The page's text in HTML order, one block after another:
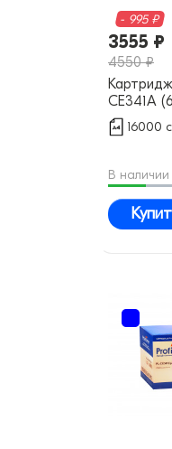
- 995 ₽
3555 ₽
4550 ₽
CE341A
16000
В наличии